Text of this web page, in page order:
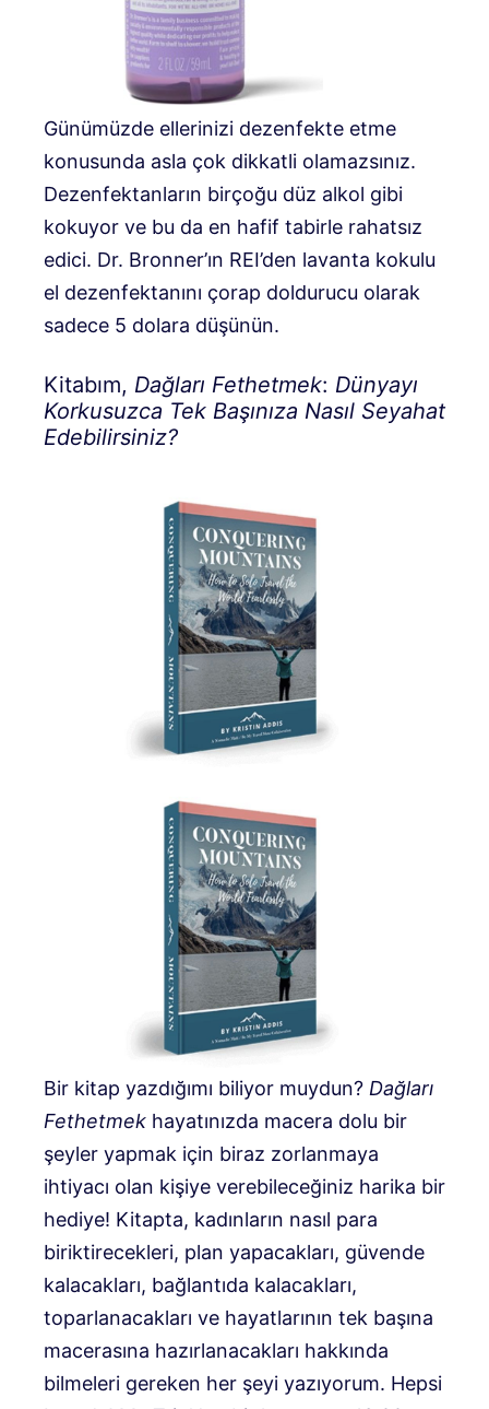
Günümüzde ellerinizi dezenfekte etme
konusunda asla çok dikkatli olamazsınız.
Dezenfektanların birçoğu düz alkol gibi
kokuyor ve bu da en hafif tabirle rahatsız
edici. Dr. Bronner’ın REI’den lavanta kokulu
el dezenfektanını çorap doldurucu olarak
sadece 5 dolara düşünün.
Kitabım, Dağları Fethetmek: Dünyayı
Korkusuzca Tek Başınıza Nasıl Seyahat
Edebilirsiniz?
Bir kitap yazdığımı biliyor muydun? Dağları
Fethetmek hayatınızda macera dolu bir
şeyler yapmak için biraz zorlanmaya
ihtiyacı olan kişiye verebileceğiniz harika bir
hediye! Kitapta, kadınların nasıl para
biriktirecekleri, plan yapacakları, güvende
kalacakları, bağlantıda kalacakları,
toparlanacakları ve hayatlarının tek başına
macerasına hazırlanacakları hakkında
bilmeleri gereken her şeyi yazıyorum. Hepsi